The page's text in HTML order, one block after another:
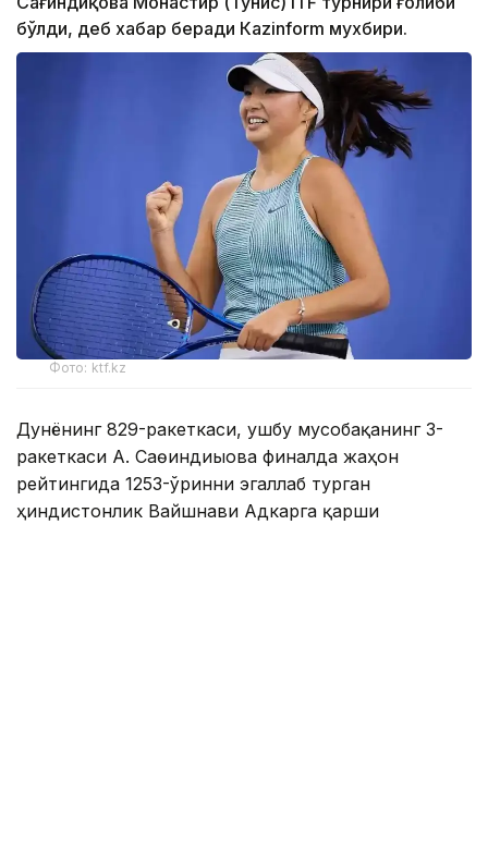
бўлди, деб хабар беради Каzinform мухбири.
Фото: ktf.kz
Дунёнинг 829-ракеткаси, ушбу мусобақанинг 3-
ракеткаси А. Саөиндиыова финалда жаҳон
рейтингида 1253-ўринни эгаллаб турган
ҳиндистонлик Вайшнави Адкарга қарши